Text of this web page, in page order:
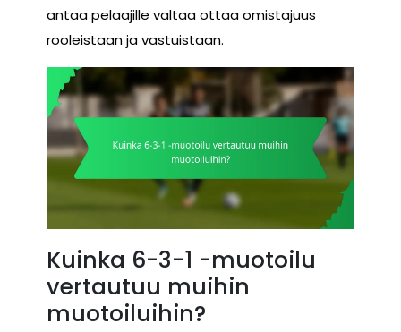
antaa pelaajille valtaa ottaa omistajuus
rooleistaan ja vastuistaan.
Kuinka 6-3-1 -muotoilu
vertautuu muihin
muotoiluihin?